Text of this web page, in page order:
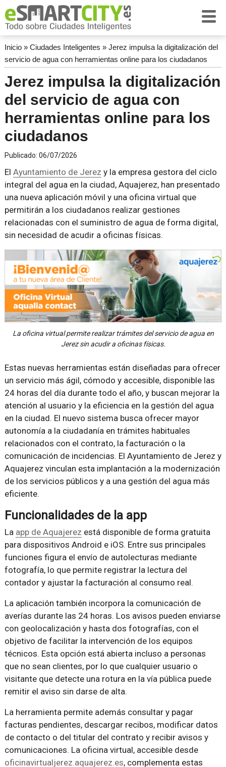
Inicio» Ciudades Inteligentes » Jerez impulsa la digitalización del
servicio de agua con herramientas online para los ciudadanos
Jerez impulsa la digitalización
del servicio de agua con
herramientas online para los
ciudadanos
Publicado: 06/07/2026
El Ayuntamiento de Jerez y la empresa gestora del ciclo
integral del agua en la ciudad, Aquajerez, han presentado
una nueva aplicación móvil y una oficina virtual que
permitirán a los ciudadanos realizar gestiones
relacionadas con el suministro de agua de forma digital,
sin necesidad de acudir a oficinas físicas.
La oficina virtual permite realizar trámites del servicio de agua en
Jerez sin acudir a oficinas físicas.
Estas nuevas herramientas están diseñadas para ofrecer
un servicio más ágil, cómodo y accesible, disponible las
24 horas del día durante todo el año, y buscan mejorar la
atención al usuario y la eficiencia en la gestión del agua
en la ciudad. El nuevo sistema busca ofrecer mayor
autonomía a la ciudadanía en trámites habituales
relacionados con el contrato, la facturación o la
comunicación de incidencias. El Ayuntamiento de Jerez y
Aquajerez vinculan esta implantación a la modernización
de los servicios públicos y a una gestión del agua más
eficiente.
Funcionalidades de la app
La app de Aquajerez está disponible de forma gratuita
para dispositivos Android e iOS. Entre sus principales
funciones figura el envío de autolecturas mediante
fotografía, lo que permite registrar la lectura del
contador y ajustar la facturación al consumo real.
La aplicación también incorpora la comunicación de
averías durante las 24 horas. Los avisos pueden enviarse
con geolocalización y hasta dos fotografías, con el
objetivo de facilitar la intervención de los equipos
técnicos. Esta opción está abierta incluso a personas
que no sean clientes, por lo que cualquier usuario o
visitante que detecte una rotura en la vía pública puede
remitir el aviso sin darse de alta.
La herramienta permite además consultar y pagar
facturas pendientes, descargar recibos, modificar datos
de contacto o del titular del contrato y recibir avisos y
comunicaciones. La oficina virtual, accesible desde
oficinavirtualjerez.aquajerez.es, complementa estas